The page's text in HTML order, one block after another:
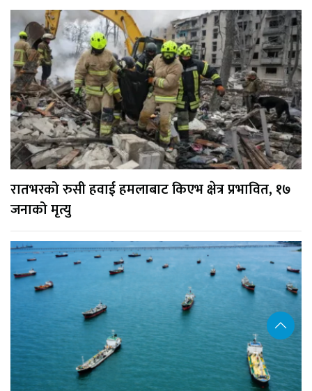
रातभरको रुसी हवाई हमलाबाट किएभ क्षेत्र प्रभावित, १७
जनाको मृत्यु